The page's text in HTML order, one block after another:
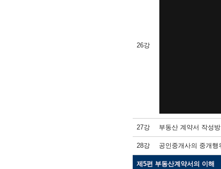
26강
27강 부동산 계약서 작성
28강 공인중개사의 중개
제5편 부동산계약서의 이해